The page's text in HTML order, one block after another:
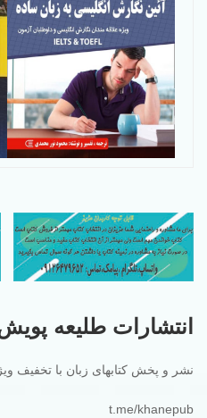
انتشارات طلیعه پویش
نشر و پخش کتابهای زبان با تخفیف
t.me/khanepub